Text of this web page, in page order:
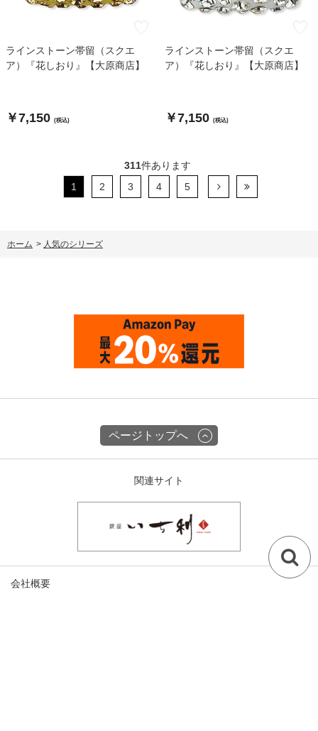
ラインストーン帯留（スクエ
ア）『花しおり』【大原商店】
￥7,150 (税込)
ラインストーン帯留（スクエ
ア）『花しおり』【大原商店】
￥7,150 (税込)
311件あります
1
2 3 4 5
ホーム > 人気のシリーズ
ページトップへ
関連サイト
会社概要